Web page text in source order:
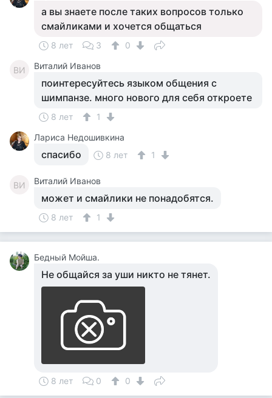
а вы знаете после таких вопросов только
смайликами и хочется общаться
8 лет 3 0
ВИ Виталий Иванов
поинтересуйтесь языком общения с
шимпанзе. много нового для себя откроете
8 лет
1
Лариса Недошивкина
спасибо 8 лет 1
ВИ Виталий Иванов
может и смайлики не понадобятся.
8 лет 1
Бедный Мойша.
Не общайся за уши никто не тянет.
8 лет 0 0